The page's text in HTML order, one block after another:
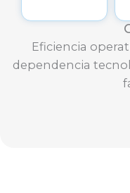
Eficiencia
dependencia